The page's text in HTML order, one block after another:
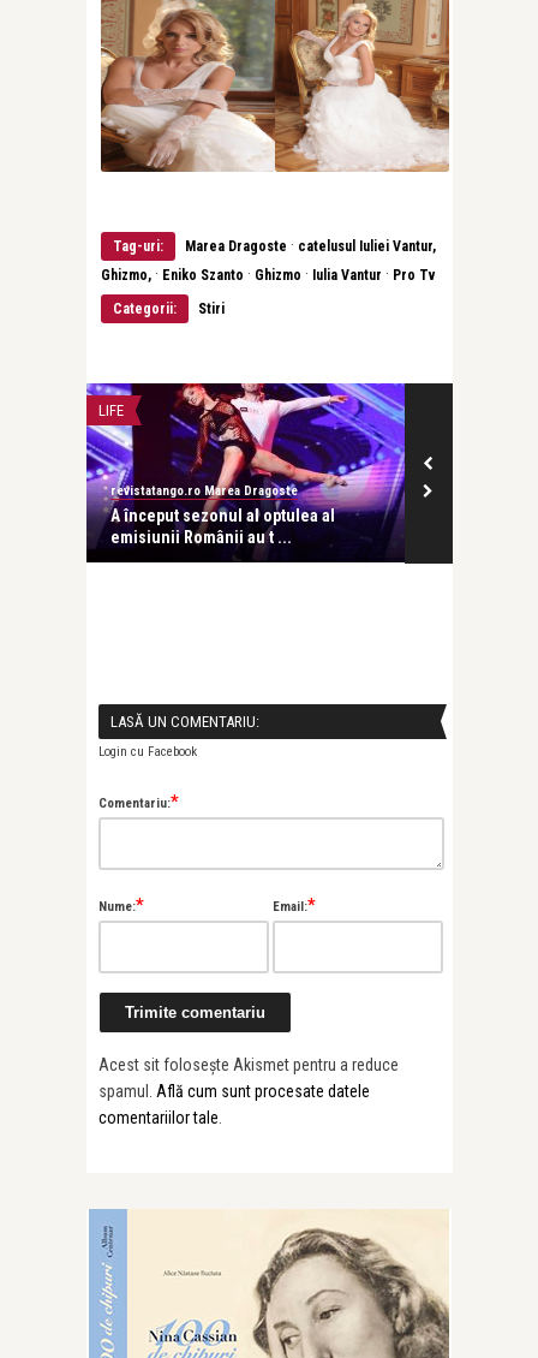
Tag-uri: Marea Dragoste · catelusul Iuliei Vantur,
Ghizmo, · Eniko Szanto · Ghizmo · Iulia Vantur · Pro Tv
Categorii:
Stiri
LIFE
revistatango.ro Marea Dragoste
A început sezonul al optulea al
emisiunii Românii au t ...
LASĂ UN COMENTARIU:
Login cu Facebook
Comentariu:*
Nume:* Email:*
Acest sit folosește Akismet pentru a reduce
spamul. Află cum sunt procesate datele
comentariilor tale